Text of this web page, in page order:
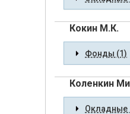
Кокин М.К.
Фонды (1)
Коленкин
Окладные